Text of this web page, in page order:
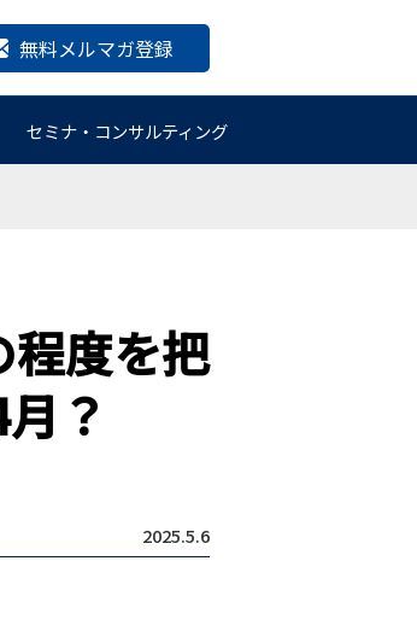
無料メルマガ登録
セミナ・コンサルティング
度を把
？
2025.5.6